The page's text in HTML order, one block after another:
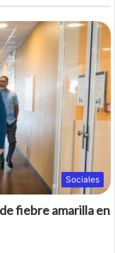
Sociales
fiebre amarilla en